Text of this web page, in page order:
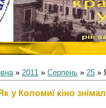
» 2011 » Серпень » 25 »
у Коломиї кіно